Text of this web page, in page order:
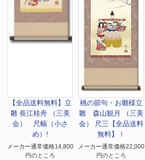
【全品送料無料】 立
雛 長江桂舟 （三美
会） 尺幅（小さ
め）!
メーカー通常価格14,800
円のところ
桃の節句・お雛様立
雛 森山観月 （三美
会） 尺三【全品送料
無料】！
メーカー通常価格22,000
円のところ